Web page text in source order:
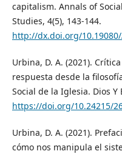
capitalism. Annals of
Studies, 4(5), 143-144.
http://dx.doi.org/10.19080/
Urbina, D. A. (2021).
respuesta desde la
Social de la Iglesia. Dios Y
https://doi.org/10.24215/
Urbina, D. A. (2021).
cómo nos manipula el